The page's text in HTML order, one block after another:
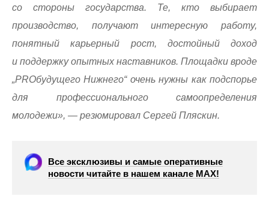
со стороны государства. Те, кто выбирает
производство, получают интересную работу,
понятный карьерный рост, достойный доход
и поддержку опытных наставников. Площадки вроде
„PROбудущего Нижнего“ очень нужны как подспорье
для профессионального самоопределения
молодежи», — резюмировал Сергей Пляскин.
Все эксклюзивы и самые оперативные
новости читайте в нашем канале МАХ!